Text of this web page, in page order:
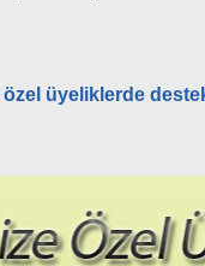
üyeliklerde